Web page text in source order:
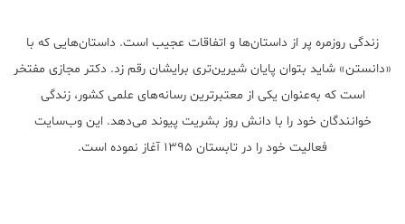
زندگی روزمره پر از داستان‌ها و اتفاقات عجیب است. داستان‌هایی که با
«دانستن» شاید بتوان پایان شیرین‌تری برایشان رقم زد. دکتر مجازی مفتخر
است که به‌عنوان یکی از معتبر‌ترین رسانه‌های علمی کشور، زندگی
خوانندگان خود را با دانش روز بشریت پیوند می‌دهد. این وب‌سایت
فعالیت خود را در تابستان ۱۳۹۵ آغاز نموده است.